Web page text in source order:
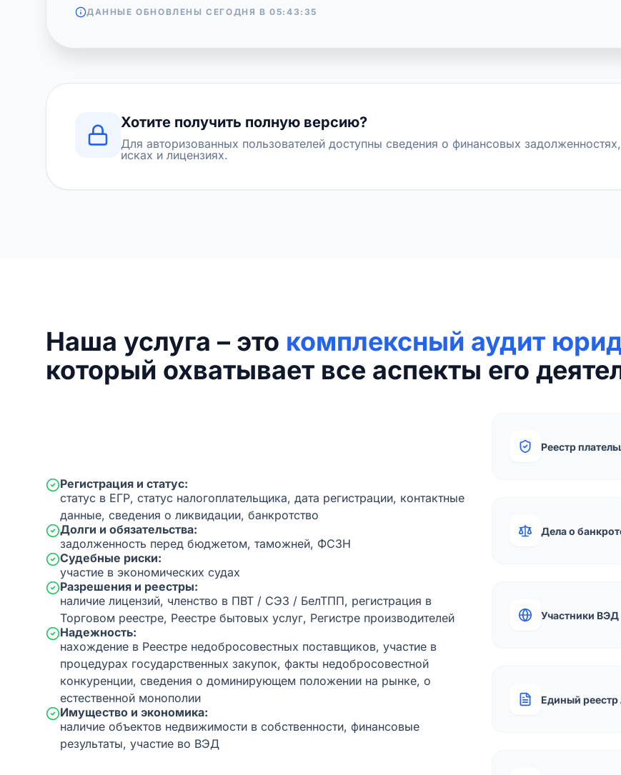
ДАННЫЕ ОБНОВЛЕНЫ СЕГОДНЯ В05:43:35
Хотите получить полную версию?
Для авторизованных пользователей доступны сведения о финансовых
исках и лицензиях.
Наша услуга – это комплексный аудит
который охватывает все аспекты его
Регистрация и статус:
статус в ЕГР, статус налогоплательщика, дата регистрации, контактные
данные, сведения о ликвидации, банкротство
Долги и обязательства:
задолженность перед бюджетом, таможней, ФСЗН
Судебные риски:
участие в экономических судах
Разрешения и реестры:
наличие лицензий, членство в ПВТ / СЭЗ / БелТПП, регистрация в
Торговом реестре, Реестре бытовых услуг, Регистре производителей
Надежность:
нахождение в Реестре недобросовестных поставщиков, участие в
процедурах государственных закупок, факты недобросовестной
конкуренции, сведения о доминирующем положении на рынке, о
естественной монополии
Имущество и экономика:
наличие объектов недвижимости в собственности, финансовые
результаты, участие во ВЭД
Реестр
Дела о
Участники ВЭД
Единый реестр